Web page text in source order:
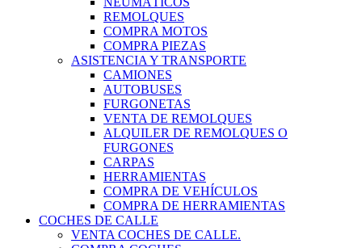
REMOLQUES
COMPRA MOTOS
COMPRA PIEZAS
ASISTENCIA Y TRANSPORTE
CAMIONES
AUTOBUSES
FURGONETAS
VENTA DE REMOLQUES
ALQUILER DE REMOLQUES O
FURGONES
CARPAS
HERRAMIENTAS
COMPRA DE VEHÍCULOS
COMPRA DE HERRAMIENTAS
COCHES DE CALLE
VENTA COCHES DE CALLE.